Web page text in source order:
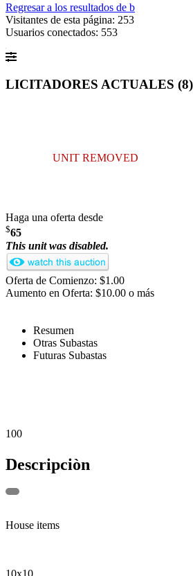
Regresar a los resultados de b
Visitantes de esta página: 253
Usuarios conectados: 553
LICITADORES ACTUALES (8)
UNIT REMOVED
Haga una oferta desde
$65
This unit was disabled.
Oferta de Comienzo: $1.00
Aumento en Oferta: $10.00 o más
Resumen
Otras Subastas
Futuras Subastas
100
Descripciòn
House items